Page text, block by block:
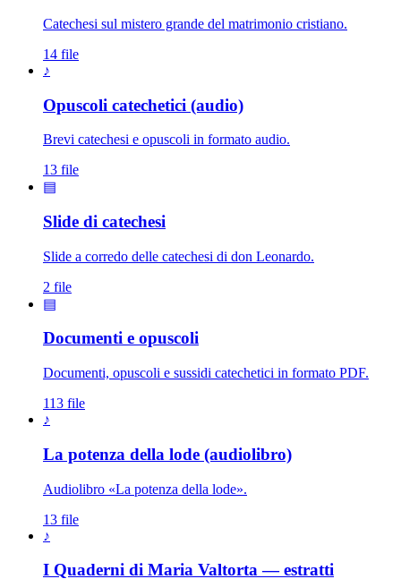
Catechesi sul mistero grande del matrimonio cristiano.
14 file
♪
Opuscoli catechetici (audio)
Brevi catechesi e opuscoli in formato audio.
13 file
▤
Slide di catechesi
Slide a corredo delle catechesi di don Leonardo.
2 file
▤
Documenti e opuscoli
Documenti, opuscoli e sussidi catechetici in formato PDF.
113 file
♪
La potenza della lode (audiolibro)
Audiolibro «La potenza della lode».
13 file
♪
I Quaderni di Maria Valtorta — estratti